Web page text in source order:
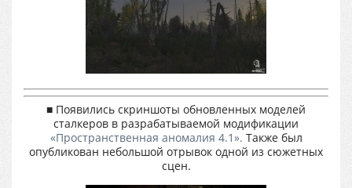
■ Появились скриншоты обновленных моделей
сталкеров в разрабатываемой модификации
«Пространственная аномалия 4.1». Также был
опубликован небольшой отрывок одной из сюжетных
сцен.